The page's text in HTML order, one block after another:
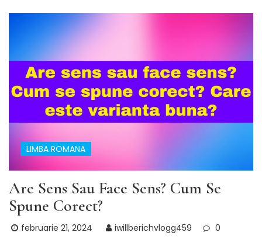
LIMBA ROMANA
Are Sens Sau Face Sens? Cum Se
Spune Corect?
februarie 21, 2024 iwillberichvlogg459 0